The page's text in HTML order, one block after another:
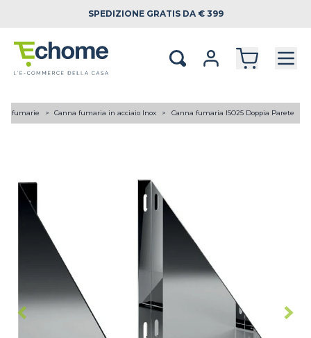
SPEDIZIONE GRATIS DA € 399
fumarie Canna fumaria in acciaio Inox Canna fumaria ISO25 Doppia Parete